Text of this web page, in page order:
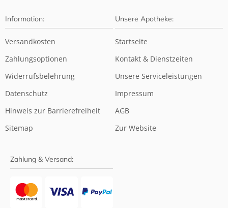
Information:
Versandkosten
Zahlungsoptionen
Widerrufsbelehrung
Datenschutz
Hinweis zur Barrierefreiheit
Sitemap
Unsere Apotheke:
Startseite
Kontakt & Dienstzeiten
Unsere Serviceleistungen
Impressum
AGB
Zur Website
Zahlung & Versand: